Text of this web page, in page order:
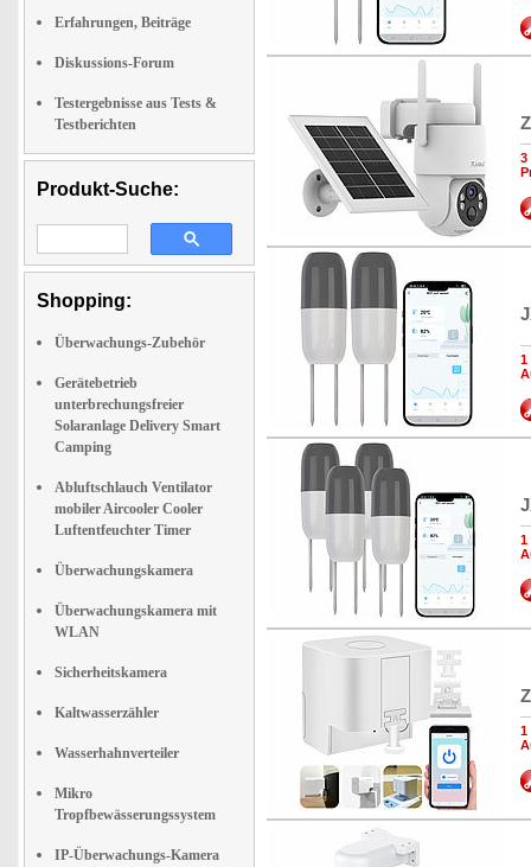
Erfahrungen, Beiträge
Diskussions-Forum
Testergebnisse aus Tests &
Testberichten
Produkt-Suche:
Shopping:
Überwachungs-Zubehör
Gerätebetrieb
unterbrechungsfreier
Solaranlage Delivery Smart
Camping
Abluftschlauch Ventilator
mobiler Aircooler Cooler
Luftentfeuchter Timer
Überwachungskamera
Überwachungskamera mit
WLAN
Sicherheitskamera
Kaltwasserzähler
Wasserhahnverteiler
Mikro
Tropfbewässerungssystem
IP-Überwachungs-Kamera
3
1
1
1